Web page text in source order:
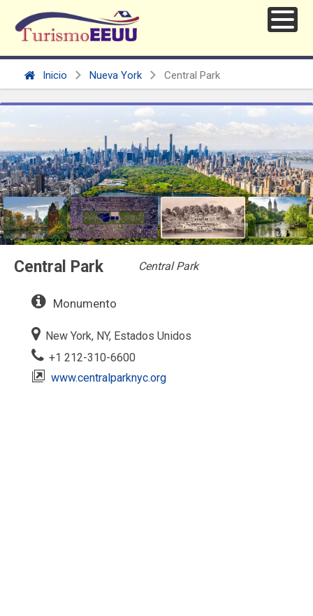
Inicio Nueva York Central Park
Central Park Central Park
Monumento
New York, NY, Estados Unidos
+1 212-310-6600
www.centralparknyc.org